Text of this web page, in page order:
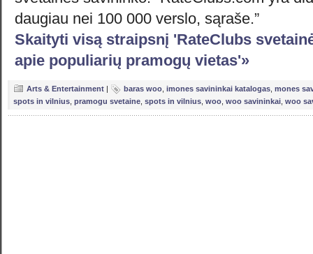
daugiau nei 100 000 verslo, sąraše.”
Skaityti visą straipsnį 'RateClubs
apie populiarių pramogų vietas'»
Arts & Entertainment | baras woo imones savininkai katalogas mones
spots in vilnius pramogu svetaine spots in vilnius woo woo savininkai woo